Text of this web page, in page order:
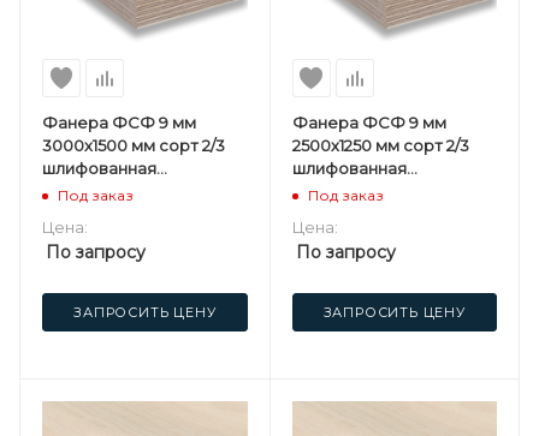
Фанера ФСФ 9 мм
3000х1500 мм сорт 2/3
шлифованная
березовая
Под заказ
Цена:
По запросу
ЗАПРОСИТЬ ЦЕНУ
Фанера ФСФ 9 мм
2500х1250 мм сорт 2/3
шлифованная
березовая
Под заказ
Цена:
По запросу
ЗАПРОСИТЬ ЦЕНУ